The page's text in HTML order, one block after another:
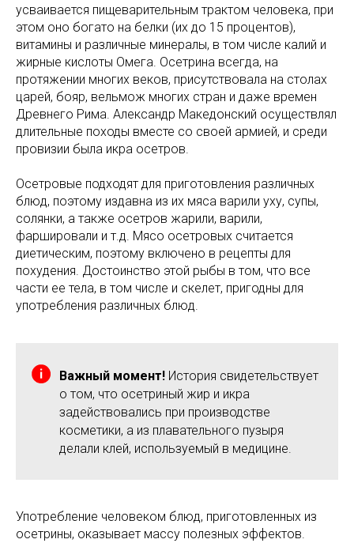
усваивается пищеварительным трактом человека, при
этом оно богато на белки (их до 15 процентов),
витамины и различные минералы, в том числе калий и
жирные кислоты Омега. Осетрина всегда, на
протяжении многих веков, присутствовала на столах
царей, бояр, вельмож многих стран и даже времен
Древнего Рима. Александр Македонский осуществлял
длительные походы вместе со своей армией, и среди
провизии была икра осетров.
Осетровые подходят для приготовления различных
блюд, поэтому издавна из их мяса варили уху, супы,
солянки, а также осетров жарили, варили,
фаршировали и т.д. Мясо осетровых считается
диетическим, поэтому включено в рецепты для
похудения. Достоинство этой рыбы в том, что все
части ее тела, в том числе и скелет, пригодны для
употребления различных блюд.
Важный момент! История свидетельствует
о том, что осетриный жир и икра
задействовались при производстве
косметики, а из плавательного пузыря
делали клей, используемый в медицине.
Употребление человеком блюд, приготовленных из
осетрины, оказывает массу полезных эффектов.